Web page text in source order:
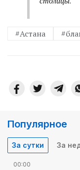
#Астана
Популярное
За сутки За
00:00